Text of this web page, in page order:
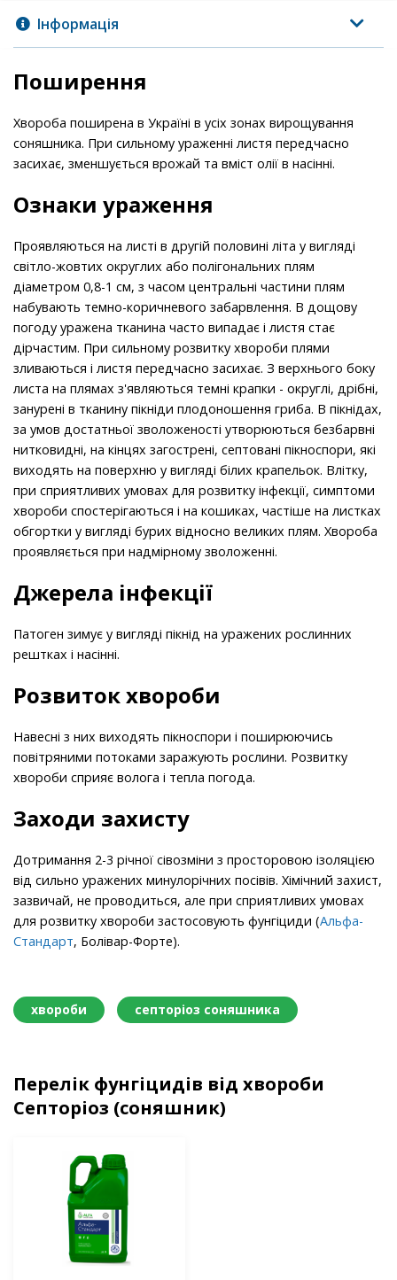
Інформація
Поширення
Хвороба поширена в Україні в усіх зонах вирощування
соняшника. При сильному ураженні листя передчасно
засихає, зменшується врожай та вміст олії в насінні.
Ознаки ураження
Проявляються на листі в другій половині літа у вигляді
світло-жовтих округлих або полігональних плям
діаметром 0,8-1 см, з часом центральні частини плям
набувають темно-коричневого забарвлення. В дощову
погоду уражена тканина часто випадає і листя стає
дірчастим. При сильному розвитку хвороби плями
зливаються і листя передчасно засихає. З верхнього боку
листа на плямах з'являються темні крапки - округлі, дрібні,
занурені в тканину пікніди плодоношення гриба. В пікнідах,
за умов достатньої зволоженості утворюються безбарвні
нитковидні, на кінцях загострені, септовані пікноспори, які
виходять на поверхню у вигляді білих крапельок. Влітку,
при сприятливих умовах для розвитку інфекції, симптоми
хвороби спостерігаються і на кошиках, частіше на листках
обгортки у вигляді бурих відносно великих плям. Хвороба
проявляється при надмірному зволоженні.
Джерела інфекції
Патоген зимує у вигляді пікнід на уражених рослинних
рештках і насінні.
Розвиток хвороби
Навесні з них виходять пікноспори і поширюючись
повітряними потоками заражують рослини. Розвитку
хвороби сприяє волога і тепла погода.
Заходи захисту
Дотримання 2-3 річної сівозміни з просторовою ізоляцією
від сильно уражених минулорічних посівів. Хімічний захист,
зазвичай, не проводиться, але при сприятливих умовах
для розвитку хвороби застосовують фунгіциди (Альфа-
Стандарт, Болівар-Форте).
хвороби септоріоз соняшника
Перелік фунгіцидів від хвороби
Септоріоз (соняшник)